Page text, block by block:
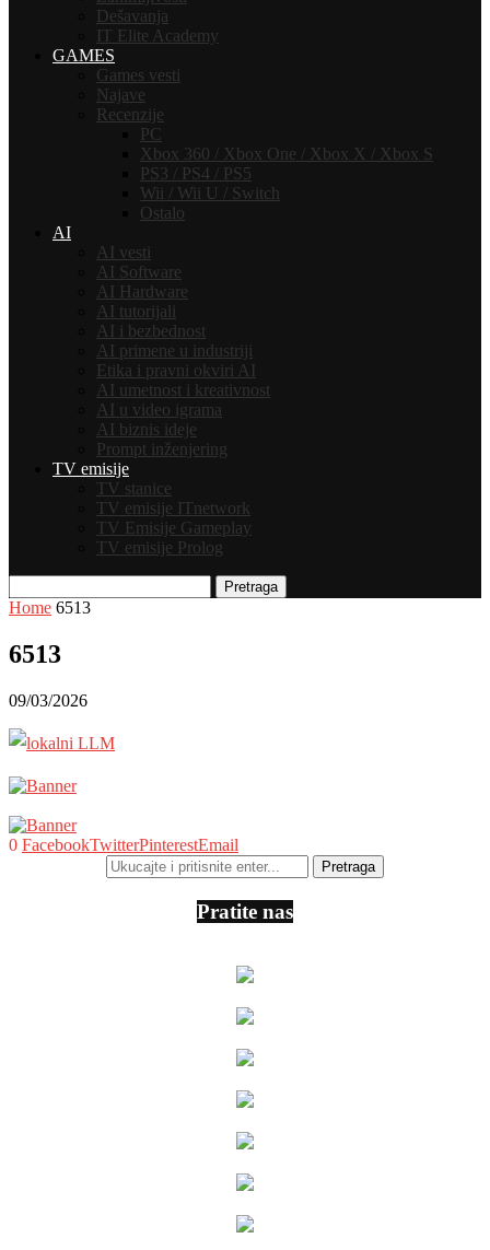
Dešavanja
IT Elite Academy
GAMES
Games vesti
Najave
Recenzije
PC
Xbox 360 / Xbox One / Xbox X / Xbox S
PS3 / PS4 / PS5
Wii / Wii U / Switch
Ostalo
AI
AI vesti
AI Software
AI Hardware
AI tutorijali
AI i bezbednost
AI primene u industriji
Etika i pravni okviri AI
AI umetnost i kreativnost
AI u video igrama
AI biznis ideje
Prompt inženjering
TV emisije
TV stanice
TV emisije ITnetwork
TV Emisije Gameplay
TV emisije Prolog
Pretraga
Home 6513
6513
09/03/2026
0 FacebookTwitterPinterestEmail
Pratite nas